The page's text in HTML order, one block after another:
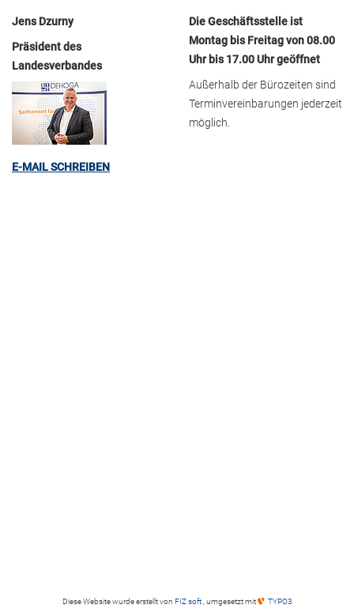
Jens Dzurny
Präsident des
Landesverbandes
E-MAIL SCHREIBEN
Die Geschäftsstelle ist
Montag bis Freitag von 08.00
Uhr bis 17.00 Uhr geöffnet
Außerhalb der Bürozeiten sind
Terminvereinbarungen jederzeit
möglich.
Diese Website wurde erstellt von FIZ soft , umgesetzt mit TYPO3